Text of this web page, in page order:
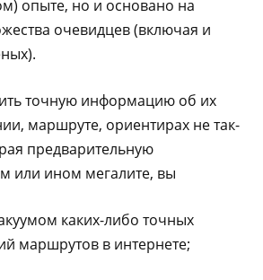
опыте, но и основано на
очевидцев (включая и
точную информацию об их
маршруте, ориентирах не так-
предварительную
или ином мегалите, вы
каких-либо точных
маршрутов в интернете;